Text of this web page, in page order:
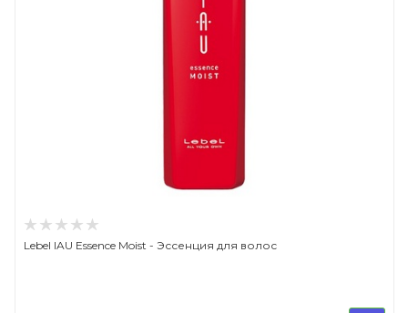
Lebel IAU Essence Moist - Эссенция для волос